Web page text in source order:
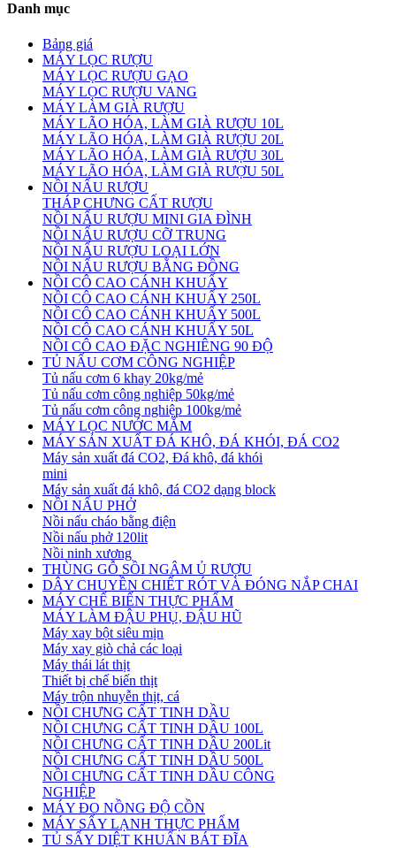
Danh mục
Bảng giá
MÁY LỌC RƯỢU
MÁY LỌC RƯỢU GẠO
MÁY LỌC RƯỢU VANG
MÁY LÀM GIÀ RƯỢU
MÁY LÃO HÓA, LÀM GIÀ RƯỢU 10L
MÁY LÃO HÓA, LÀM GIÀ RƯỢU 20L
MÁY LÃO HÓA, LÀM GIÀ RƯỢU 30L
MÁY LÃO HÓA, LÀM GIÀ RƯỢU 50L
NỒI NẤU RƯỢU
THÁP CHƯNG CẤT RƯỢU
NỒI NẤU RƯỢU MINI GIA ĐÌNH
NỒI NẤU RƯỢU CỠ TRUNG
NỒI NẤU RƯỢU LOẠI LỚN
NỒI NẤU RƯỢU BẰNG ĐỒNG
NỒI CÔ CAO CÁNH KHUẤY
NỒI CÔ CAO CÁNH KHUẤY 250L
NỒI CÔ CAO CÁNH KHUẤY 500L
NỒI CÔ CAO CÁNH KHUẤY 50L
NỒI CÔ CAO ĐẶC NGHIÊNG 90 ĐỘ
TỦ NẤU CƠM CÔNG NGHIỆP
Tủ nấu cơm 6 khay 20kg/mẻ
Tủ nấu cơm công nghiệp 50kg/mẻ
Tủ nấu cơm công nghiệp 100kg/mẻ
MÁY LỌC NƯỚC MẮM
MÁY SẢN XUẤT ĐÁ KHÔ, ĐÁ KHÓI, ĐÁ CO2
Máy sản xuất đá CO2, Đá khô, đá khói
mini
Máy sản xuất đá khô, đá CO2 dạng block
NỒI NẤU PHỞ
Nồi nấu cháo bằng điện
Nồi nấu phở 120lit
Nồi ninh xương
THÙNG GỖ SỒI NGÂM Ủ RƯỢU
DÂY CHUYỀN CHIẾT RÓT VÀ ĐÓNG NẮP CHAI
MÁY CHẾ BIẾN THỰC PHẨM
MÁY LÀM ĐẬU PHỤ, ĐẬU HŨ
Máy xay bột siêu mịn
Máy xay giò chả các loại
Máy thái lát thịt
Thiết bị chế biến thịt
Máy trộn nhuyễn thịt, cá
NỒI CHƯNG CẤT TINH DẦU
NỒI CHƯNG CẤT TINH DẦU 100L
NỒI CHƯNG CẤT TINH DẦU 200Lit
NỒI CHƯNG CẤT TINH DẦU 500L
NỒI CHƯNG CẤT TINH DẦU CÔNG
NGHIỆP
MÁY ĐO NỒNG ĐỘ CỒN
MÁY SẤY LẠNH THỰC PHẨM
TỦ SẤY DIỆT KHUẨN BÁT ĐĨA